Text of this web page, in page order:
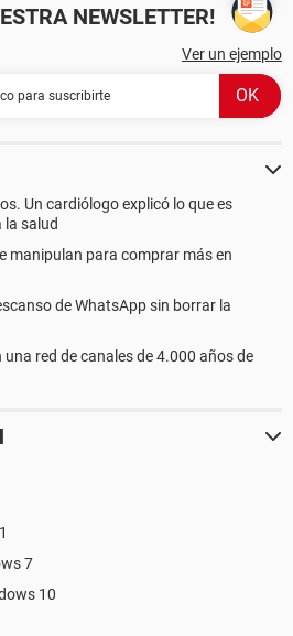
NEWSLETTER!
Ver un ejemplo
Un cardiólogo explicó lo que es
la salud
manipulan para comprar más en
de WhatsApp sin borrar la
red de canales de 4.000 años de
7
10